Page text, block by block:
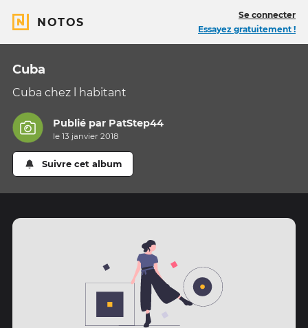
NOTOS
Se connecter
Essayez gratuitement !
Cuba
Cuba chez l habitant
Publié par PatStep44
le 13 janvier 2018
Suivre cet album